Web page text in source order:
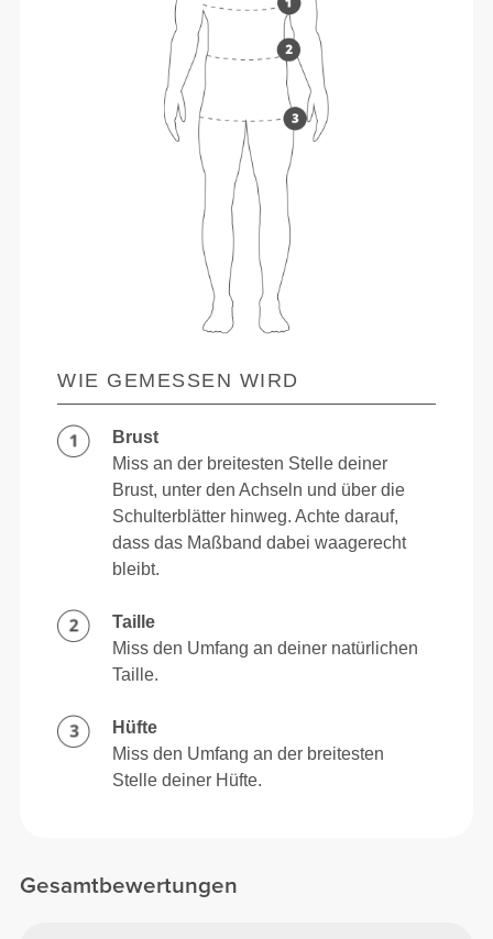
Gesamtbewertungen
WIE GEMESSEN WIRD
Brust
Miss an der breitesten Stelle deiner
Brust, unter den Achseln und über die
Schulterblätter hinweg. Achte darauf,
dass das Maßband dabei waagerecht
bleibt.
Taille
Miss den Umfang an deiner natürlichen
Taille.
Hüfte
Miss den Umfang an der breitesten
Stelle deiner Hüfte.